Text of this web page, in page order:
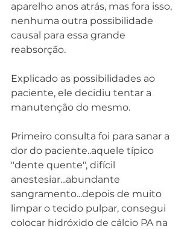
aparelho anos atrás, mas fora isso,
nenhuma outra possibilidade
causal para essa grande
reabsorção.
Explicado as possibilidades ao
paciente, ele decidiu tentar a
manutenção do mesmo.
Primeiro consulta foi para sanar a
dor do paciente..aquele típico
"dente quente", difícil
anestesiar...abundante
sangramento...depois de muito
limpar o tecido pulpar, consegui
colocar hidróxido de cálcio PA na